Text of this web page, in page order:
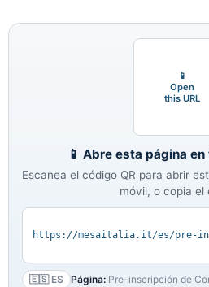
📱
Open
this URL
📱 Abre esta página
Escanea el código QR para abrir
móvil, o copia el
🇪🇸 ES Página: Pre-inscripción de